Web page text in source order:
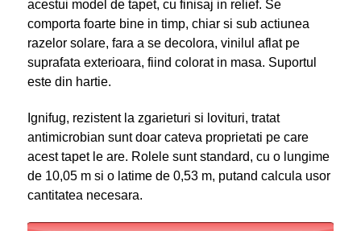
acestui model de tapet, cu finisaj in relief. Se
comporta foarte bine in timp, chiar si sub actiunea
razelor solare, fara a se decolora, vinilul aflat pe
suprafata exterioara, fiind colorat in masa. Suportul
este din hartie.
Ignifug, rezistent la zgarieturi si lovituri, tratat
antimicrobian sunt doar cateva proprietati pe care
acest tapet le are. Rolele sunt standard, cu o lungime
de 10,05 m si o latime de 0,53 m, putand calcula usor
cantitatea necesara.